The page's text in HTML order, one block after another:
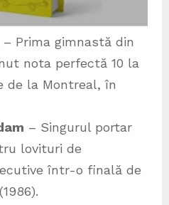
– Prima gimnastă din
nota perfectă 10 la
de la Montreal, în
– Singurul portar
lovituri de
într-o finală de